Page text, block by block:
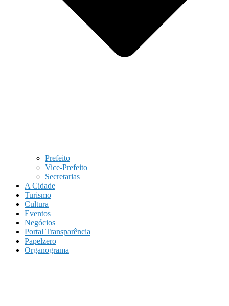
Prefeito
Vice-Prefeito
Secretarias
A Cidade
Turismo
Cultura
Eventos
Negócios
Portal Transparência
Papelzero
Organograma